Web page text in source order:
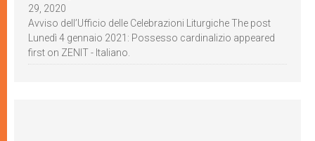
29, 2020
Avviso dell’Ufficio delle Celebrazioni Liturgiche The post
Lunedì 4 gennaio 2021: Possesso cardinalizio appeared
first on ZENIT - Italiano.